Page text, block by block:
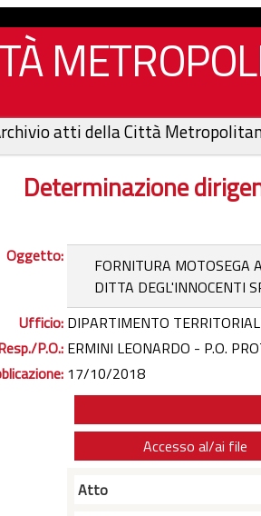
atti della Città
Determinazione
Oggetto:
FORNITURA MOTOSEGA
DITTA DEGL'INNOCENTI
Ufficio: DIPARTIMENTO
P.O.: ERMINI LEONARDO - P.O.
17/10/2018
Accesso al/ai file
Atto